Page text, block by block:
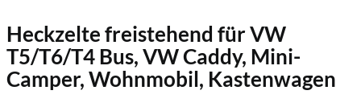
Heckzelte freistehend für VW
T5/T6/T4 Bus,VW Caddy, Mini-
Camper, Wohnmobil, Kastenwagen